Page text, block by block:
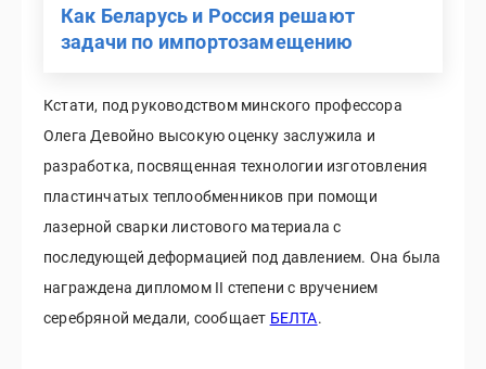
Как Беларусь и Россия решают
задачи по импортозамещению
Кстати, под руководством минского профессора
Олега Девойно высокую оценку заслужила и
разработка, посвященная технологии изготовления
пластинчатых теплообменников при помощи
лазерной сварки листового материала с
последующей деформацией под давлением. Она была
награждена дипломом II степени с вручением
серебряной медали, сообщает БЕЛТА.